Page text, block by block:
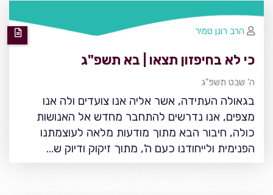
כי לא בחיפזון תצאו | בא תשפ"ג
ה' שבט תשפ"ג
בגאולה העתידה, אשר אליה אנו צועדים ולה אנו
מצפים, אנו נדרשים להתחבר מחדש אל האנושות
כולה, חיבור הבא מתוך מודעות מלאה לעוצמתנו
הפנימית ולייחודנו כעם ה', מתוך זיקוק ודיוק ש…
הרב רונן טמיר